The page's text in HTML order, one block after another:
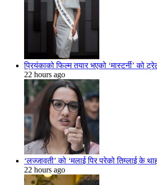
प्रियंकाको फिल्म तयार भएको ‘मास्टर्नी’ को
22 hours ago
‘लज्जावती’ को ‘मलाई पिर परेको तिम्लाई के
22 hours ago